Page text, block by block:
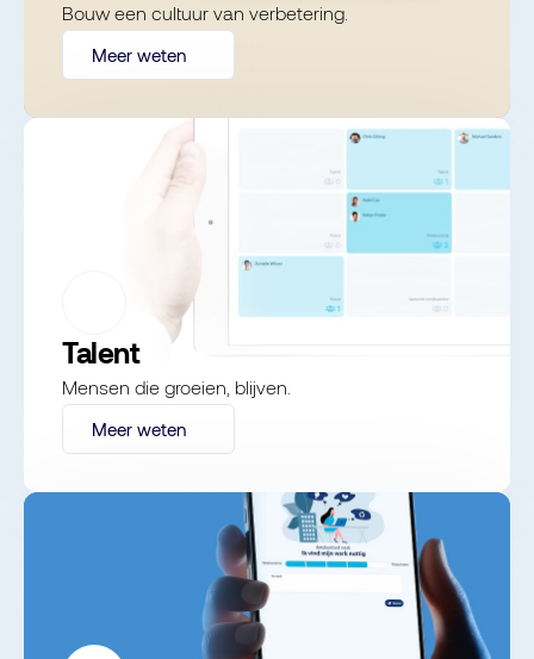
Bouw een cultuur van verbetering.
Meer weten
Talent
Mensen die groeien, blijven.
Meer weten